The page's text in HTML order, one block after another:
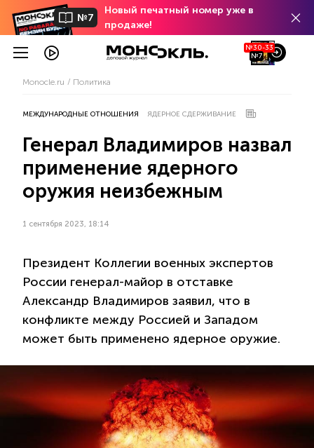
№7
Новый печатный номер уже в
продаже!
№30-33
№7
Monocle.ru Политика
МЕЖДУНАРОДНЫЕ ОТНОШЕНИЯ ЯДЕРНОЕ СДЕРЖИВАНИЕ
Генерал Владимиров назвал
применение ядерного
оружия неизбежным
1 сентября 2023, 18:14
Президент Коллегии военных экспертов
России генерал-майор в отставке
Александр Владимиров заявил, что в
конфликте между Россией и Западом
может быть применено ядерное оружие.